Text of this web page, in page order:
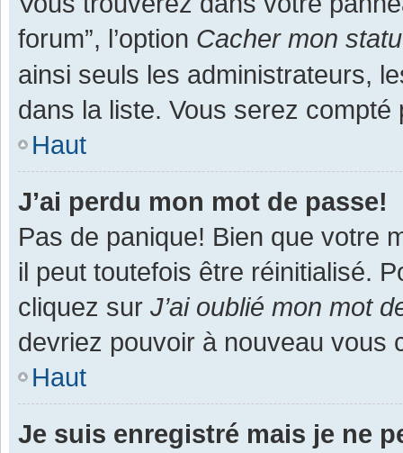
forum”, l’option Cacher mon
ainsi seuls les administrateurs,
dans la liste. Vous serez
Haut
J’ai perdu mon mot de passe!
Pas de panique! Bien que votre
il peut toutefois être réinitialisé.
cliquez sur J’ai oublié mon mot
devriez pouvoir à nouveau vous
Haut
Je suis enregistré mais je ne